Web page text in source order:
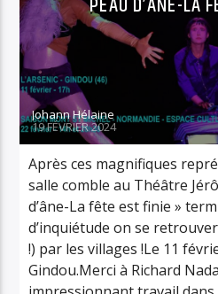
Johann Hélaine
19 FÉVRIER 2024
Après ces magnifiques
salle comble au Théâtre
d’âne-La fête est finie »
d’inquiétude on se
!) par les villages !Le 11
Gindou.Merci à Richard